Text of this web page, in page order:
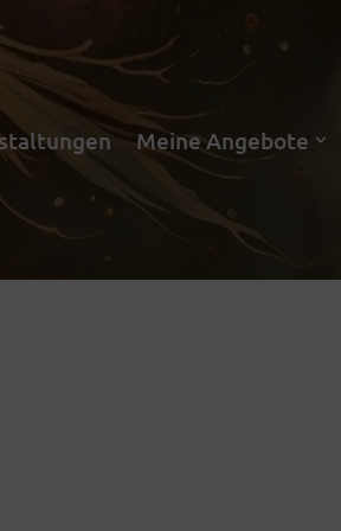
Meine Angebote